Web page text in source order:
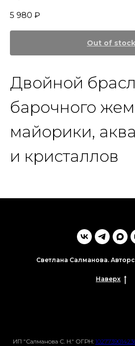
5 980 ₽
Out of stock
Двойной
барочного
майорики,
и кристаллов
Светлана Салманова.
Наверх
ИП "Салманова С. Н." ОГРН: